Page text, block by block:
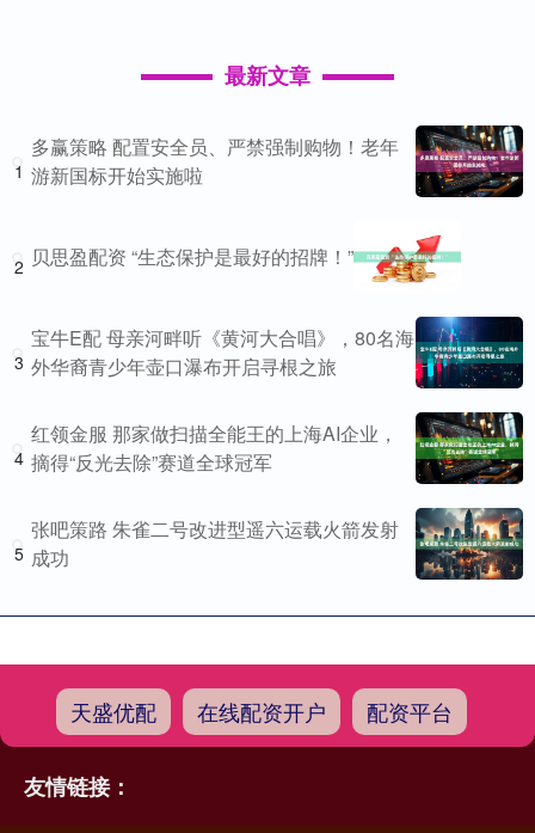
最新文章
1
多赢策略 配置安全员、严禁强制购物！老年
游新国标开始实施啦
2 贝思盈配资 “生态保护是最好的招牌！”
3
宝牛E配 母亲河畔听《黄河大合唱》，80名海
外华裔青少年壶口瀑布开启寻根之旅
4
红领金服 那家做扫描全能王的上海AI企业，
摘得“反光去除”赛道全球冠军
5
张吧策路 朱雀二号改进型遥六运载火箭发射
成功
天盛优配 在线配资开户 配资平台
友情链接：